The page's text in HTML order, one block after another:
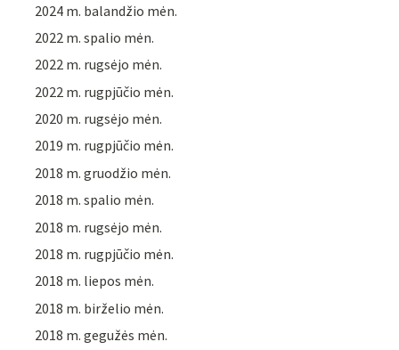
2024 m. balandžio mėn.
2022 m. spalio mėn.
2022 m. rugsėjo mėn.
2022 m. rugpjūčio mėn.
2020 m. rugsėjo mėn.
2019 m. rugpjūčio mėn.
2018 m. gruodžio mėn.
2018 m. spalio mėn.
2018 m. rugsėjo mėn.
2018 m. rugpjūčio mėn.
2018 m. liepos mėn.
2018 m. birželio mėn.
2018 m. gegužės mėn.